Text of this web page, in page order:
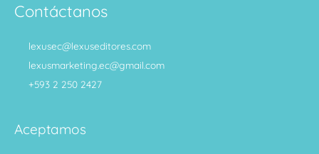
Contáctanos
lexusec@lexuseditores.com
lexusmarketing.ec@gmail.com
+593 2 250 2427
Aceptamos